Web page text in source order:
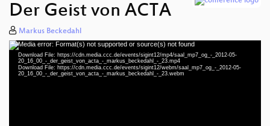
Der Geist von ACTA
Markus Beckedahl
Video
Player
Media error: Format(s) not supported or source(s) not found
Download File: https://cdn.media.ccc.de/events/sigint12/mp4/saal_mp7_og_-_2012-05-
20_16_00_-_der_geist_von_acta_-_markus_beckedahl_-_23.mp4
Download File: https://cdn.media.ccc.de/events/sigint12/webm/saal_mp7_og_-_2012-05-
20_16_00_-_der_geist_von_acta_-_markus_beckedahl_-_23.webm